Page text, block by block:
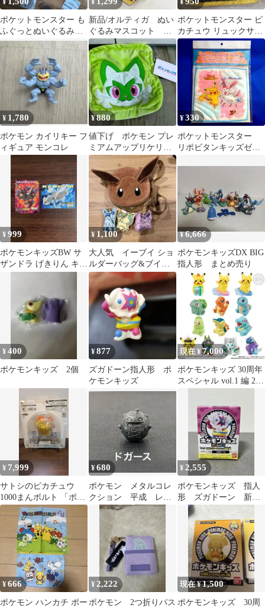
¥
ポケットモンスター も
ふぐっとぬいぐるみ
バニプッチ カプサイ
ジ
¥
新品/オルティガ ぬい
ぐるみマスコット ポ
ケモントレーナズ ポ
ケモンセンター
¥
ポケットモンスター ピ
カチュウ リュックサッ
ク
¥ 1,780
ポケモン カイリキー フ
ィギュア モンコレ
¥880
値下げ ポケモン プレ
ミアムアップリケリュ
ック 〜ニャオハ
¥330
ポケットモンスター
リポビタンキッズゼリ
¥999
ポケモンキッズBW サ
ザンドラ げきりん キュ
¥ 1,100
大人気 イーブイ ショ
ルダーバッグ&ブイズ
キーホルダーセット
ポケモン
¥6,666
ポケモンキッズDX BIG
指人形 まとめ売り
¥400
ポケモンキッズ 2個
¥877
ズガドーン指人形 ポ
ケモンキッズ
現在 ¥7,000
ポケモンキッズ 30周年
スペシャル vol.1 編 21
¥ 7,999
サトシのピカチュウ
1000まんボルト 「ポケ
ットモンスター」 モン
スターコレ
¥680
ポケモン メタルコレ
クション 平成 レト
ロ メタル フィギュ
ア ドガース
¥ 2,555
ポケモンキッズ 指人
形 ズガドーン 新
品 ポケモン
¥666
ポケモン ハンカチ ポー
¥ 2,222
ポケモン 2つ折りパス
現在 ¥1,500
ポケモンキッズ 30周